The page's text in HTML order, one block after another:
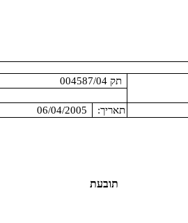
תק 004587/04
06/04/2005 תאריך:
תובעת